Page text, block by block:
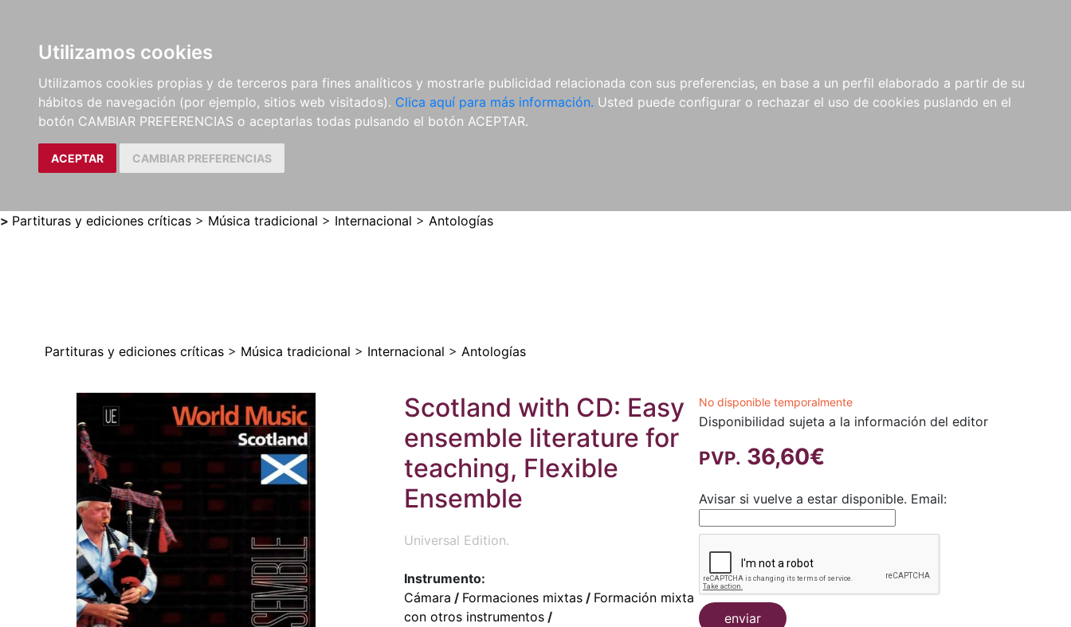
Utilizamos cookies
Utilizamos cookies propias y de terceros para fines analíticos y mostrarle publicidad relacionada con sus preferencias, en base a un perfil elaborado a partir de su
hábitos de navegación (por ejemplo, sitios web visitados). Clica aquí para más información. Usted puede configurar o rechazar el uso de cookies puslando en el
botón CAMBIAR PREFERENCIAS o aceptarlas todas pulsando el botón ACEPTAR.
ACEPTAR CAMBIAR PREFERENCIAS
LIBROS
MÉTODOS Y
EJERCICIOS
PARTITURAS Y EDICIONES
CRÍTICAS
REVISTAS
CDS Y
DVDS
MATERIAL
COMPLEMENTARIO
NOVEDADES NOTICIAS
COMPRAS
INSTITUCIONALES
> Partituras y ediciones críticas > Música tradicional > Internacional > Antologías
Partituras y ediciones críticas > Música tradicional > Internacional > Antologías
Scotland with CD: Easy
ensemble literature for
teaching, Flexible
Ensemble
Universal Edition.
Instrumento:
Cámara / Formaciones mixtas/ Formación mixta
con otros instrumentos/
No disponible temporalmente
Disponibilidad sujeta a la información del editor
PVP. 36,60€
Avisar si vuelve a estar disponible. Email:
enviar